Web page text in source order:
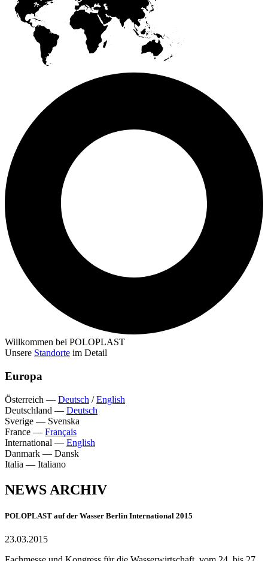
Willkommen bei POLOPLAST
Unsere Standorte im Detail
Europa
Österreich — Deutsch /English
Deutschland — Deutsch
Sverige — Svenska
France — Français
International — English
Danmark — Dansk
Italia — Italiano
NEWS ARCHIV
POLOPLAST auf der Wasser Berlin International 2015
23.03.2015